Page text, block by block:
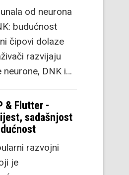
od neurona
budućnost
čipovi dolaze
razvijaju
DNK i…
& Flutter -
sadašnjost
razvojni
je